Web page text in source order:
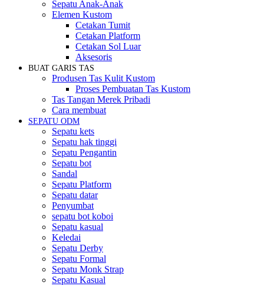
Sepatu Anak-Anak
Elemen Kustom
Cetakan Tumit
Cetakan Platform
Cetakan Sol Luar
Aksesoris
BUAT GARIS TAS
Produsen Tas Kulit Kustom
Proses Pembuatan Tas Kustom
Tas Tangan Merek Pribadi
Cara membuat
SEPATU ODM
Sepatu kets
Sepatu hak tinggi
Sepatu Pengantin
Sepatu bot
Sandal
Sepatu Platform
Sepatu datar
Penyumbat
sepatu bot koboi
Sepatu kasual
Keledai
Sepatu Derby
Sepatu Formal
Sepatu Monk Strap
Sepatu Kasual